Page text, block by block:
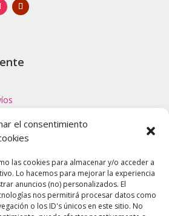
el consentimiento
las cookies para almacenar y/o acceder a
Lo hacemos para mejorar la experiencia
anuncios (no) personalizados. El
nos permitirá procesar datos como
o los ID's únicos en este sitio. No
Outlet